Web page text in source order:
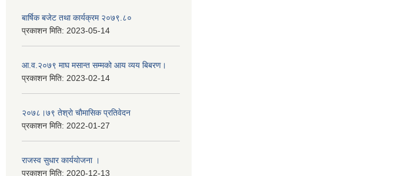
बार्षिक बजेट तथा कार्यक्रम २०७९.८०
प्रकाशन मिति: 2023-05-14
आ.व.२०७९ माघ मसान्त सम्मको आय व्यय बिबरण।
प्रकाशन मिति: 2023-02-14
२०७८।७९ तेश्राे चाैमासिक प्रतिवेदन
प्रकाशन मिति: 2022-01-27
राजस्व सुधार कार्ययाेजना ।
प्रकाशन मिति: 2020-12-13